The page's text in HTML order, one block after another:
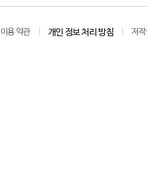
이용 약관 개인 정보 처리 방침 저